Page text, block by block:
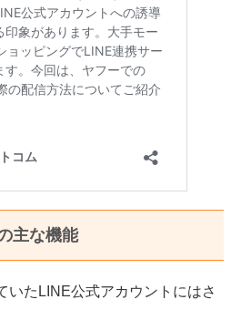
主な機能
いたLINE公式アカウントにはさ